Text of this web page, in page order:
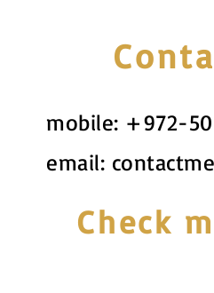
mobile: +972-
email:
Check